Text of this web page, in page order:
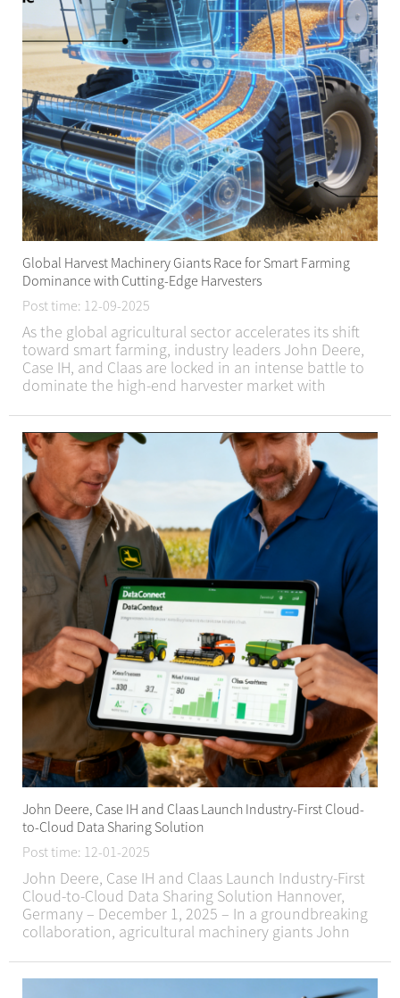
Global Harvest Machinery Giants Race for Smart Farming
Dominance with Cutting-Edge Harvesters
Post time: 12-09-2025
As the global agricultural sector accelerates its shift
toward smart farming, industry leaders John Deere,
Case IH, and Claas are locked in an intense battle to
dominate the high-end harvester market with
according to industry insiders and the latest sect...
John Deere, Case IH and Claas Launch Industry-First Cloud-
to-Cloud Data Sharing Solution
Post time: 12-01-2025
John Deere, Case IH and Claas Launch Industry-First
Cloud-to-Cloud Data Sharing Solution Hannover,
Germany – December 1, 2025 – In a groundbreaking
collaboration, agricultural machinery giants John
DataConnect, the first direct industry-wide cl...